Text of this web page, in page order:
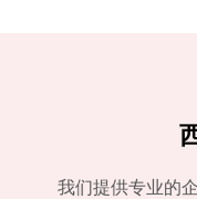
我们提供专业的